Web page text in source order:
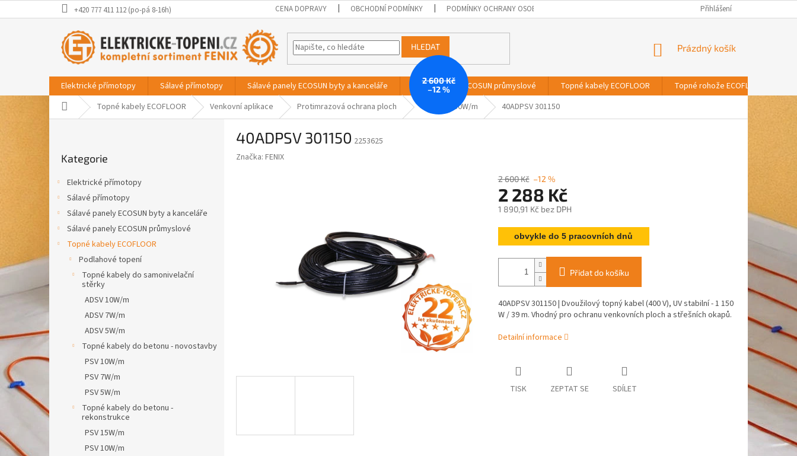
na
+420 777 411 112 (po-pá 8-16h) CENA DOPRAVY OBCHODNÍ PODMÍNKY PODMÍNKY OCHRANY OSOBNÍCH ÚDAJŮ Přihlášení
HLEDAT
NÁKUPNÍ
Prázdný košík
Elektrické přímotopy Sálavé přímotopy Sálavé panely ECOSUN byty a kanceláře Sálavé panely ECOSUN průmyslové Topné kabely ECOFLOOR Topné rohože ECOFLOOR
Domů Topné kabely ECOFLOOR Venkovní aplikace Protimrazová ochrana ploch 40ADPSV 30W/m 40ADPSV 301150
a
e
kategorie
Kategorie
Elektrické přímotopy
Sálavé přímotopy
Sálavé panely ECOSUN byty a kanceláře
Sálavé panely ECOSUN průmyslové
Topné kabely ECOFLOOR
Podlahové topení
Topné kabely do samonivelační
stěrky
ADSV 10W/m
ADSV 7W/m
ADSV 5W/m
Topné kabely do betonu - novostavby
PSV 10W/m
PSV 7W/m
PSV 5W/m
Topné kabely do betonu -
rekonstrukce
PSV 15W/m
PSV 10W/m
40ADPSV 301150 2253625
Značka: FENIX
2 600 Kč
–12 %
2 600 Kč –12 %
2 288 Kč
1 890,91 Kč bez DPH
Měrná
cena:obvykle do 5 pracovních dnů
Přidat do košíku
40ADPSV 301150 | Dvoužilový topný kabel (400 V), UV stabilní - 1 150
W / 39 m. Vhodný pro ochranu venkovních ploch a střešních okapů.
Detailní informace
TISK ZEPTAT SE SDÍLET